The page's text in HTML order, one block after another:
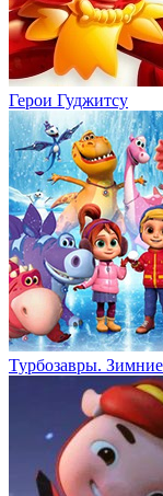
Герои Гуджитсу
Турбозавры.